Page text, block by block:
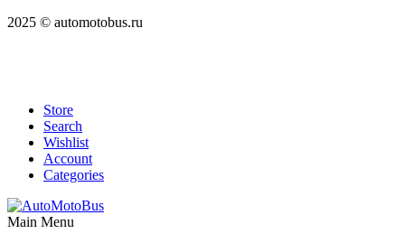
2025 © automotobus.ru
Store
Search
Wishlist
Account
Categories
Main Menu